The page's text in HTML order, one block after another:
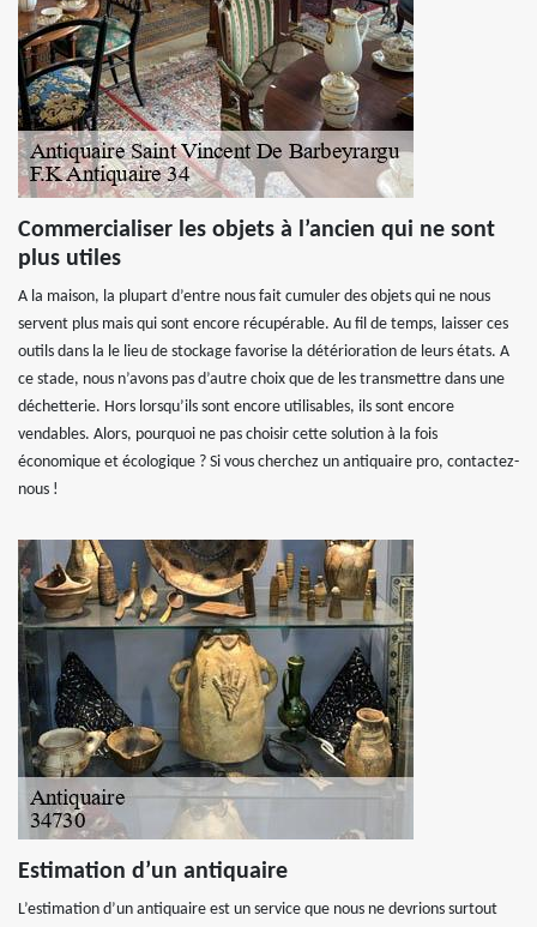
Commercialiser les objets à l’ancien qui ne sont
plus utiles
A la maison, la plupart d’entre nous fait cumuler des objets qui ne nous
servent plus mais qui sont encore récupérable. Au fil de temps, laisser ces
outils dans la le lieu de stockage favorise la détérioration de leurs états. A
ce stade, nous n’avons pas d’autre choix que de les transmettre dans une
déchetterie. Hors lorsqu’ils sont encore utilisables, ils sont encore
vendables. Alors, pourquoi ne pas choisir cette solution à la fois
économique et écologique ? Si vous cherchez un antiquaire pro, contactez-
nous !
Estimation d’un antiquaire
L’estimation d’un antiquaire est un service que nous ne devrions surtout